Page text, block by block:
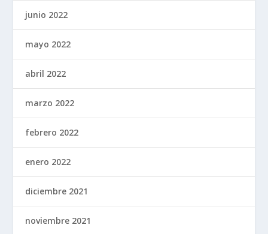
junio 2022
mayo 2022
abril 2022
marzo 2022
febrero 2022
enero 2022
diciembre 2021
noviembre 2021